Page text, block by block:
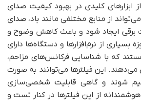
ابزارهای کلیدی در بهبود کیفیت صدای
از منابع مختلفی مانند باد، صدای
برقی ایجاد شود و باعث کاهش وضوح و
بسیاری از نرم‌افزارها و دستگاه‌ها دارای
که با شناسایی فرکانس‌های مزاحم،
این فیلترها می‌توانند به صورت
شوند و گاهی قابلیت شخصی‌سازی
هوشمندانه از این فیلترها در کنار تست و